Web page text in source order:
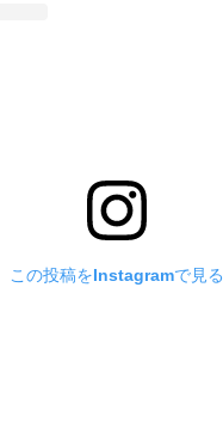
この投稿をInstagramで見る